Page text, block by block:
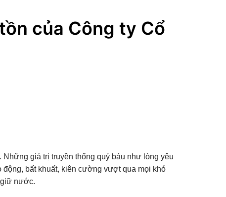
của Công ty Cổ
giá trị truyền thống quý báu như lòng yêu
bất khuất, kiên cường vượt qua mọi khó
nước.